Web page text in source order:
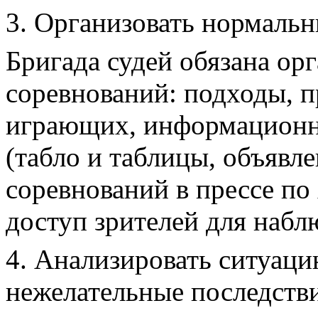
3. Организовать
Бригада судей обязана
соревнований: подходы,
играющих,
(табло и таблицы,
соревнований в прессе
доступ зрителей для
4. Анализировать
нежелательные